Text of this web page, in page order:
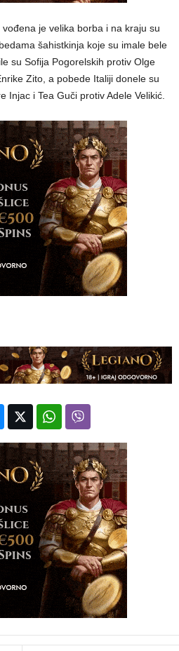
je velika borba i na kraju su
šahistkinja koje su imale bele
su Sofija Pogorelskih protiv Olge
Zito, a pobede Italiji donele su
Injac i Tea Guči protiv Adele Velikić.